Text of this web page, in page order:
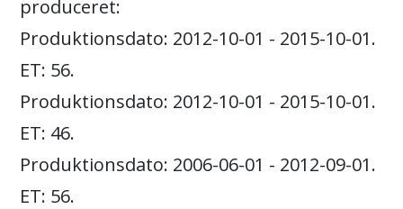
produceret:
Produktionsdato: 2012-10-01 - 2015-10-01.
ET: 56.
Produktionsdato: 2012-10-01 - 2015-10-01.
ET: 46.
Produktionsdato: 2006-06-01 - 2012-09-01.
ET: 56.